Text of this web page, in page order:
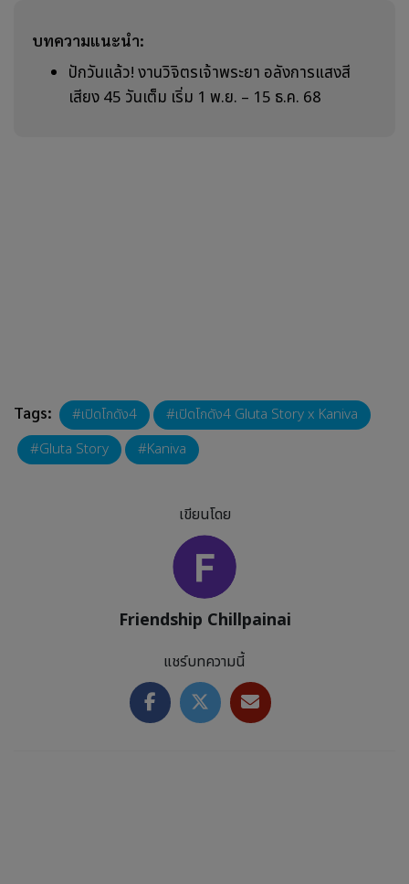
บทความแนะนำ:
ปักวันแล้ว! งานวิจิตรเจ้าพระยา อลังการแสงสี
เสียง 45 วันเต็ม เริ่ม 1 พ.ย. – 15 ธ.ค. 68
Tags: เปิดโกดัง4
เปิดโกดัง4 Gluta Story x Kaniva
Gluta Story
Kaniva
เขียนโดย
Friendship Chillpainai
แชร์บทความนี้